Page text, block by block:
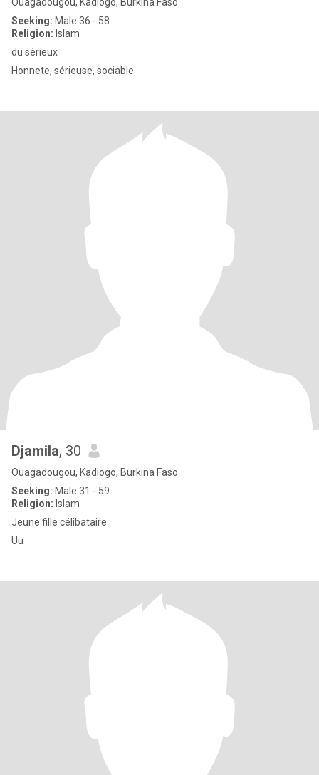
Seeking: Male 36 - 58
Religion: Islam
du sérieux
Honnete, sérieuse, sociable
Djamila, 30
Ouagadougou, Kadiogo, Burkina Faso
Seeking: Male 31 - 59
Religion: Islam
Jeune fille célibataire
Uu